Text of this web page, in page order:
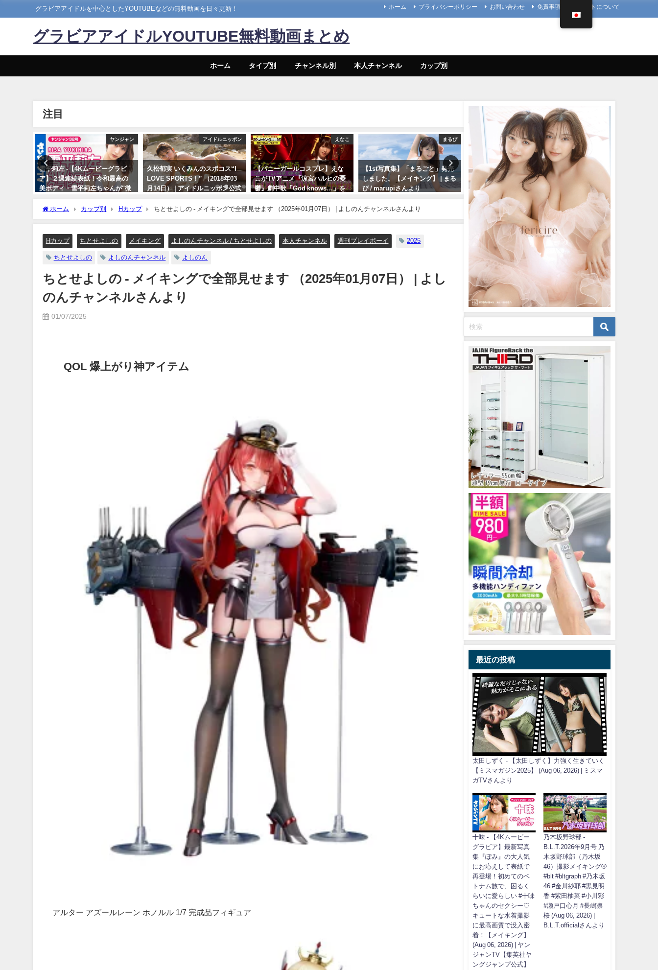
グラビアアイドルを中心としたYOUTUBEなどの無料動画を日々更新！ ホーム プライバシーポリシー お問い合わせ 免責事項 当サイトについて
グラビアアイドルYOUTUBE無料動画まとめ
ホーム タイプ別 チャンネル別 本人チャンネル カップ別
注目
ヤンジャン
雪平莉左 -【4Kムービーグラビ
ア】２週連続表紙！令和最高の
美ボディ・雪平莉左ちゃんが"微
笑みの国"タイで魅せる女神の微
笑み！カラフルでビビッドな水
着撮影に最高画質で没入密着！
日） | ヤンジャンTV【集英社ヤ
ングジャンプ公式】さんより
07/06/2023
アイドルニッポン
久松郁実 いくみんのスポコス“I
LOVE SPORTS！” （2018年03
月14日） | アイドルニッポン公式
YouTubeチャンネルさんより
07/14/2024
えなこ
【バニーガールコスプレ】えな
こがTVアニメ『涼宮ハルヒの憂
鬱』劇中歌「God knows…」を
神カバー！！
10/17/2024
まるぴ
【1st写真集】「まるごと」発売
しました。【メイキング】 | まる
ぴ / marupiさんより
写真集PV
櫻井音乃 写真集PV - 【#櫻井音
乃】21歳、音乃パイセンのオト
ナな挑戦ーOtono Sakurai（2023
年12月20日） | 週プレ
Channel【集英社 週刊プレイボ
ーイ公式】さんより
12/20/2023
篠崎愛【4K】（2023年08
日） | 4K UPSCALING
んより
08/25/2023
ホーム カップ別 Hカップ ちとせよしの - メイキングで全部見せます （2025年01月07日） | よしのんチャンネルさんより
Hカップ ちとせよしの メイキング よしのんチャンネル / ちとせよしの 本人チャンネル 週刊プレイボーイ 2025
ちとせよしの よしのんチャンネル よしのん
ちとせよしの - メイキングで全部見せます （2025年01月07日） | よし
のんチャンネルさんより
01/07/2025
QOL 爆上がり神アイテム
アルター アズールレーン ホノルル 1/7 完成品フィギュア
最近の投稿
太田しずく - 【太田しずく】力強く生きていく
【ミスマガジン2025】 (Aug 06, 2026) | ミスマ
ガTVさんより
十味 - 【4Kムービー
グラビア】最新写真
集『ぽみ』の大人気
にお応えして表紙で
再登場！初めてのベ
トナム旅で、困るく
らいに愛らしい #十味
ちゃんのセクシー♡
キュートな水着撮影
に最高画質で没入密
着！【メイキング】
(Aug 06, 2026) | ヤン
ジャンTV【集英社ヤ
ングジャンプ公式】
乃木坂野球部 -
B.L.T.2026年9月号 乃
木坂野球部（乃木坂
46）撮影メイキング⚾️
#blt #bltgraph #乃木坂
46 #金川紗耶 #黒見明
香 #紫田柚菜 #小川彩
#瀬戸口心月 #長嶋凛
桜 (Aug 06, 2026) |
B.L.T.officialさんより